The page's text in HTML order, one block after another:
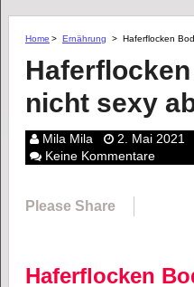
Home > Ernährung > Haferflocken
nicht sexy
Mila Mila 2. Mai 2021
Keine Kommentare
Please Share
Haferflocken